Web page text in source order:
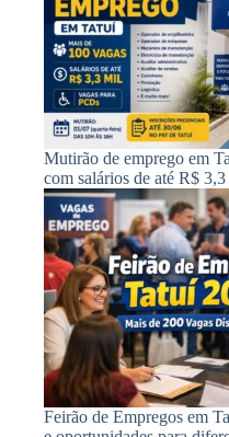
Mutirão de emprego em
com salários de até R$
Feirão de Empregos em